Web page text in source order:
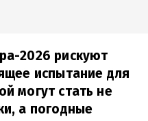
2026 рискуют
испытание для
могут стать не
а погодные